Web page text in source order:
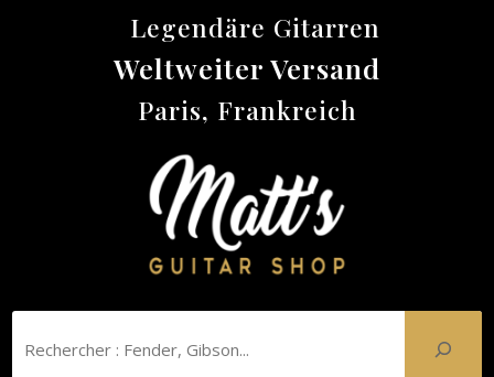
Legendäre Gitarren
Weltweiter Versand
Paris, Frankreich